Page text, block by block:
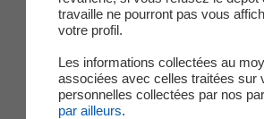
travaille ne pourront pas vous
votre profil.
Les informations collectées au
associées avec celles traitées sur
personnelles collectées par nos
par ailleurs.